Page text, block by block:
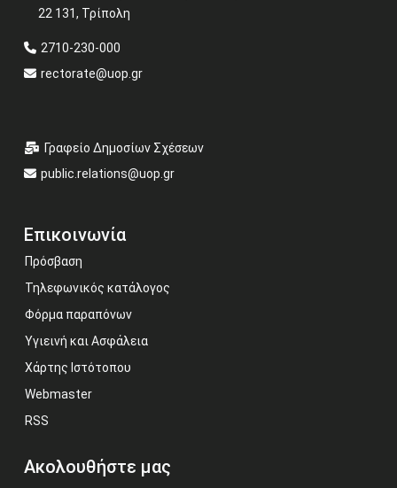
22 131, Τρίπολη
2710-230-000
rectorate@uop.gr
Γραφείο Δημοσίων Σχέσεων
public.relations@uop.gr
Επικοινωνία
Πρόσβαση
Τηλεφωνικός κατάλογος
Φόρμα παραπόνων
Υγιεινή και Ασφάλεια
Χάρτης Ιστότοπου
Webmaster
RSS
Ακολουθήστε μας